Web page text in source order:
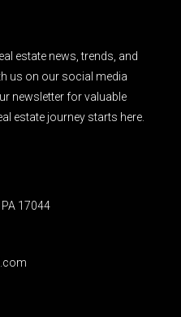
estate news, trends, and
us on our social media
newsletter for valuable
estate journey starts here.
17044